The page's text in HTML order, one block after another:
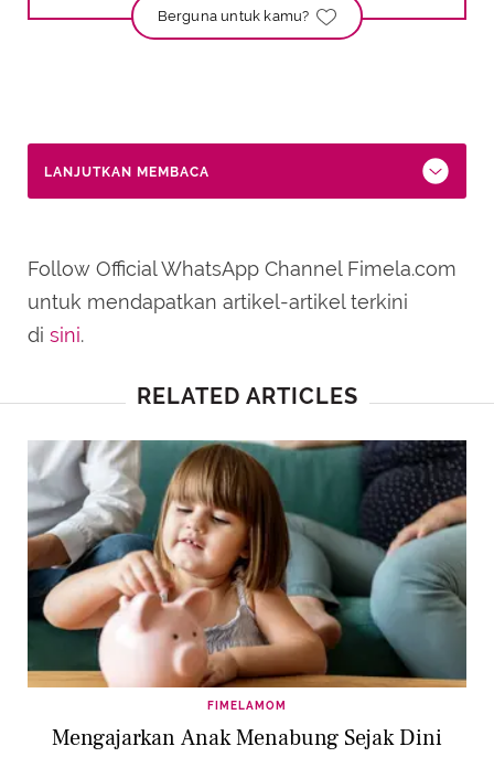
Berguna untuk kamu?
LANJUTKAN MEMBACA
Follow Official WhatsApp Channel Fimela.com
untuk mendapatkan artikel-artikel terkini
di sini.
RELATED ARTICLES
FIMELAMOM
Mengajarkan Anak Menabung Sejak Dini